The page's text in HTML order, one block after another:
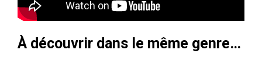
À découvrir dans le même genre…